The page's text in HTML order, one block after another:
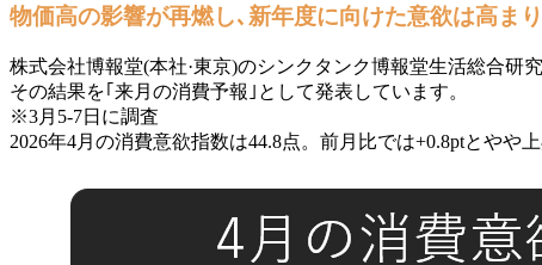
物価高の影響が再燃し､新年度に向けた意欲は高ま
株式会社博報堂(本社·東京)のシンクタンク博報堂生活総合研
その結果を｢来月の消費予報｣として発表しています。
※3月5-7日に調査
2026年4月の消費意欲指数は44.8点。前月比では+0.8ptとやや